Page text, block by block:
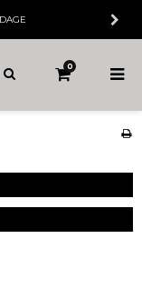
0